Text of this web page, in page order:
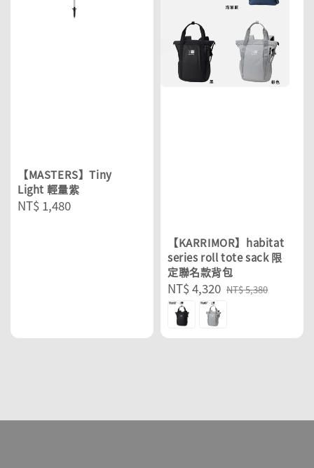
【MASTERS】Tiny
Light 輕量紫
Regular
NT$ 1,480
【KARRIMOR】habitat
series roll tote sack 限
定聯名款背包
Sale
price
NT$ 4,320 Regular
NT$ 5,380